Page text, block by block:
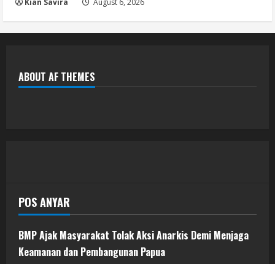
Kian Savira August 6, 2026
ABOUT AF THEMES
POS ANYAR
BMP Ajak Masyarakat Tolak Aksi Anarkis Demi Menjaga
Keamanan dan Pembangunan Papua